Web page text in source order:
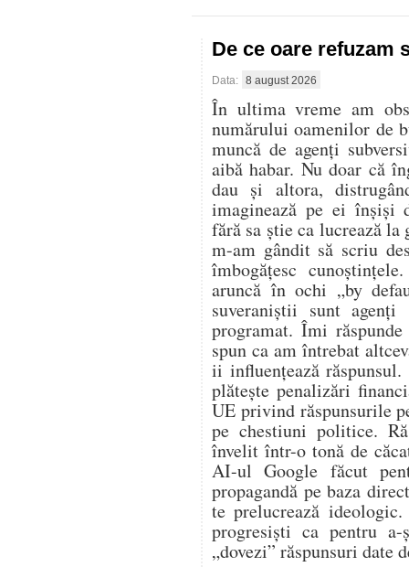
De ce oare
Data: 8 august 2026
În ultima vreme am
numărului oamenilor de
muncă de agenți
aibă habar. Nu doar că
dau și altora,
imaginează pe ei înșiși
fără sa știe ca lucrează
m-am gândit să scriu
îmbogățesc
aruncă în ochi „by
suveraniștii sunt
programat. Îmi
spun ca am întrebat
ii influențează
plătește penalizări
UE privind răspunsurile
pe chestiuni politice.
învelit într-o tonă de
AI-ul Google făcut
propagandă pe baza
te prelucrează
progresiști ca pentru
„dovezi” răspunsuri date